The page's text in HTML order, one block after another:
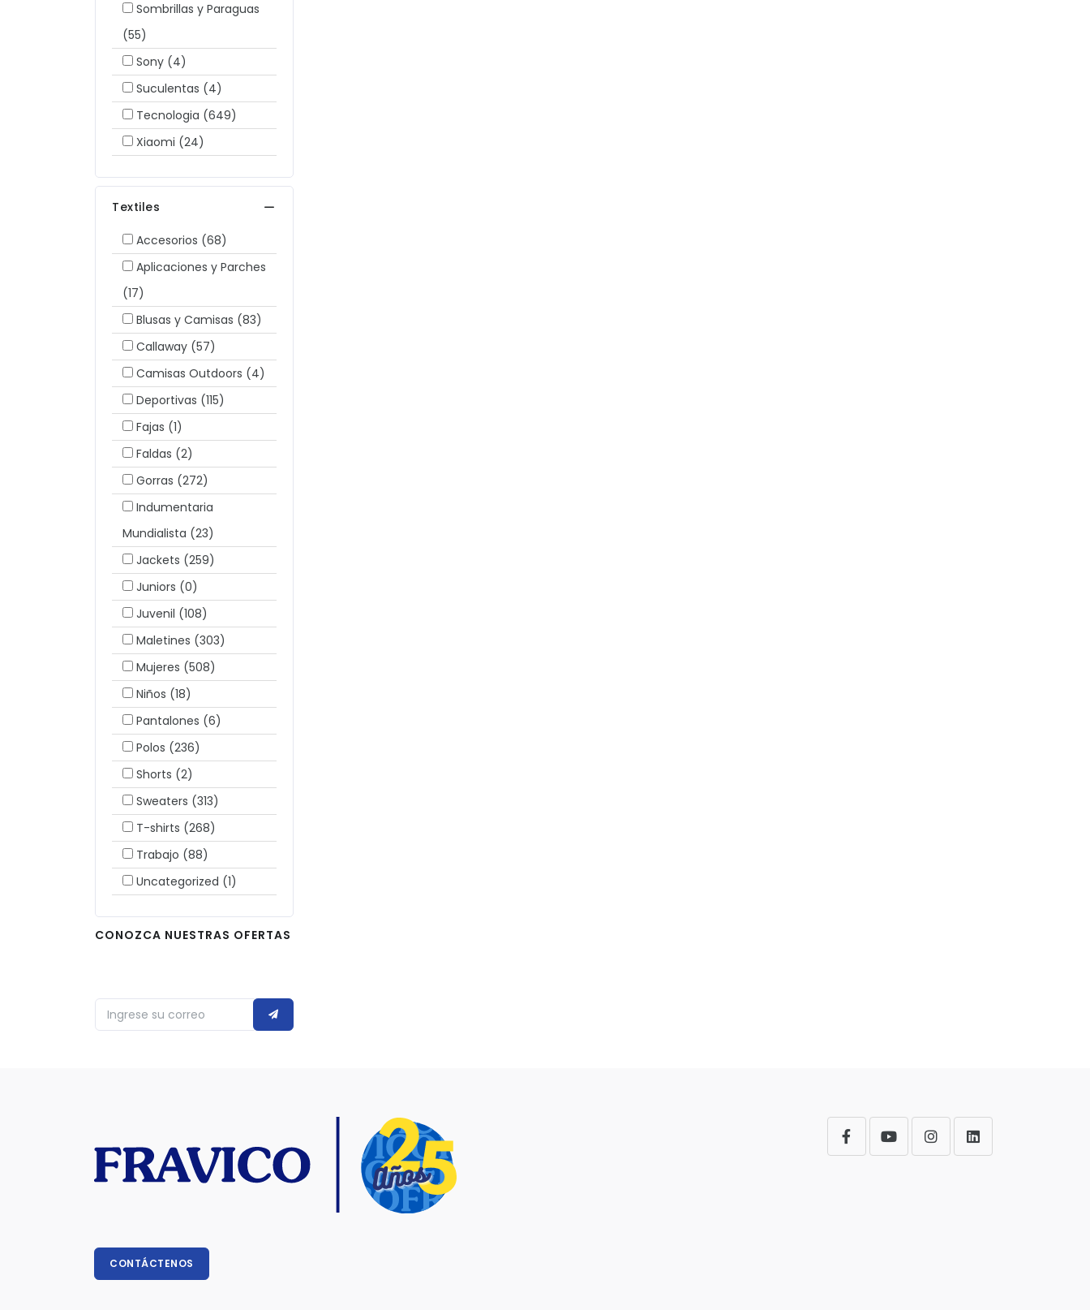
Sombrillas y Paraguas
(55)
Sony (4)
Suculentas (4)
Tecnologia (649)
Xiaomi (24)
Textiles
Accesorios (68)
Aplicaciones y Parches
(17)
Blusas y Camisas (83)
Callaway (57)
Camisas Outdoors (4)
Deportivas (115)
Fajas (1)
Faldas (2)
Gorras (272)
Indumentaria
Mundialista (23)
Jackets (259)
Juniors (0)
Juvenil (108)
Maletines (303)
Mujeres (508)
Niños (18)
Pantalones (6)
Polos (236)
Shorts (2)
Sweaters (313)
T-shirts (268)
Trabajo (88)
Uncategorized (1)
CONOZCA NUESTRAS OFERTAS
CONTÁCTENOS